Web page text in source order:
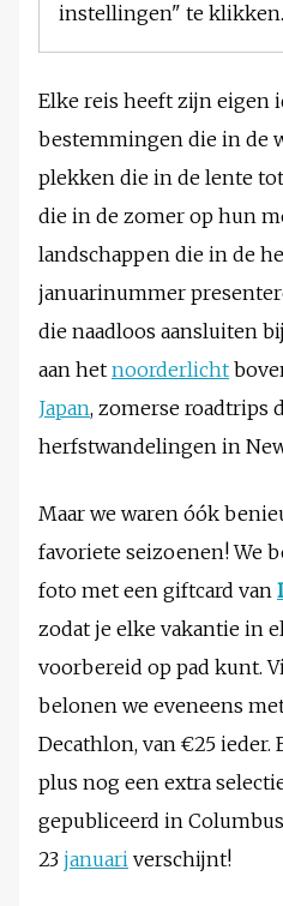
instellingen" te
Elke reis heeft zijn eigen
bestemmingen die in de
plekken die in de lente
die in de zomer op hun
landschappen die in de
januarinummer
die naadloos aansluiten
aan het noorderlicht
Japan, zomerse roadtrips
herfstwandelingen in
Maar we waren óók
favoriete seizoenen! We
foto met een giftcard van
zodat je elke vakantie in
voorbereid op pad kunt.
belonen we eveneens
Decathlon, van €25 ieder.
plus nog een extra
gepubliceerd in
23 januari verschijnt!